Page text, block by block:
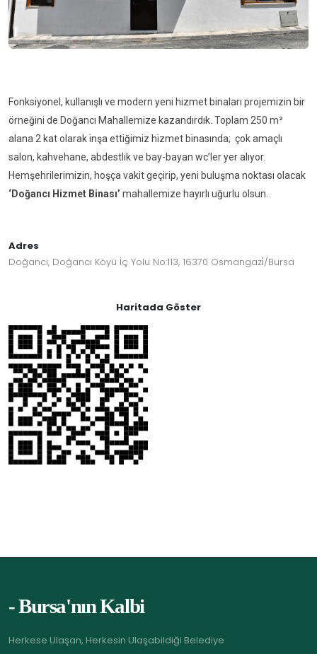
Fonksiyonel, kullanışlı ve modern yeni hizmet binaları projemizin bir
örneğini de Doğancı Mahallemize kazandırdık. Toplam 250 m²
alana 2 kat olarak inşa ettiğimiz hizmet binasında; çok amaçlı
salon, kahvehane, abdestlik ve bay-bayan wc’ler yer alıyor.
Hemşehrilerimizin, hoşça vakit geçirip, yeni buluşma noktası olacak
‘Doğancı Hizmet Binası’ mahallemize hayırlı uğurlu olsun.
Adres
Doğancı, Doğancı Köyü İç Yolu No:113, 16370 Osmangazi̇/Bursa
Haritada Göster
- Bursa'nın Kalbi
Herkese Ulaşan, Herkesin Ulaşabildiği Belediye